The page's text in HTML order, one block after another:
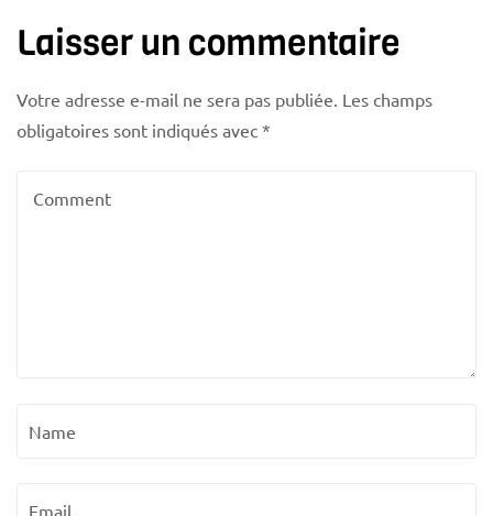
Laisser un commentaire
Votre adresse e-mail ne sera pas publiée. Les champs
obligatoires sont indiqués avec *